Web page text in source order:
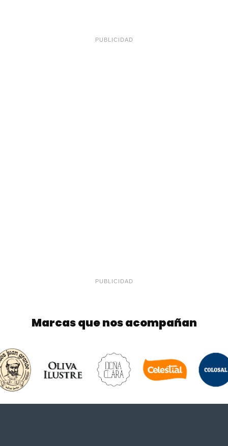
PUBLICIDAD
PUBLICIDAD
Marcas que nos acompañan